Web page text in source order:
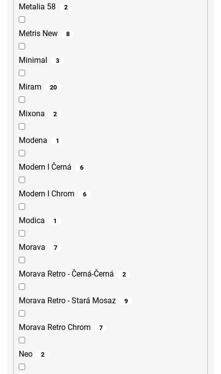
Metalia 58 2
Metris New 8
Minimal 3
Miram 20
Mixona 2
Modena 1
Modern I Černá 6
Modern I Chrom 6
Modica 1
Morava 7
Morava Retro - Černá-Černá 2
Morava Retro - Stará Mosaz 9
Morava Retro Chrom 7
Neo 2